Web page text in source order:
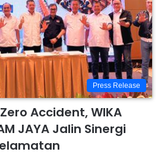
Press Release
Accident, WIKA
JAYA Jalin Sinergi